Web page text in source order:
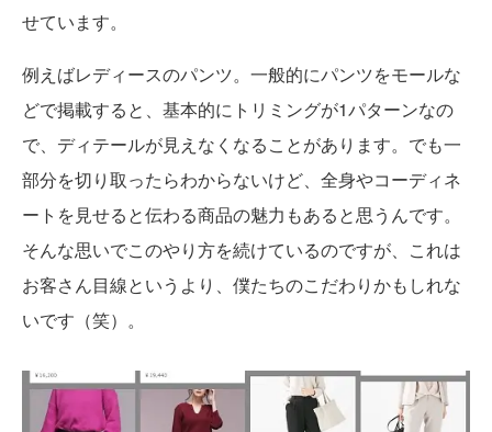
せています。
例えばレディースのパンツ。一般的にパンツをモールな
どで掲載すると、基本的にトリミングが1パターンなの
で、ディテールが見えなくなることがあります。でも一
部分を切り取ったらわからないけど、全身やコーディネ
ートを見せると伝わる商品の魅力もあると思うんです。
そんな思いでこのやり方を続けているのですが、これは
お客さん目線というより、僕たちのこだわりかもしれな
いです（笑）。